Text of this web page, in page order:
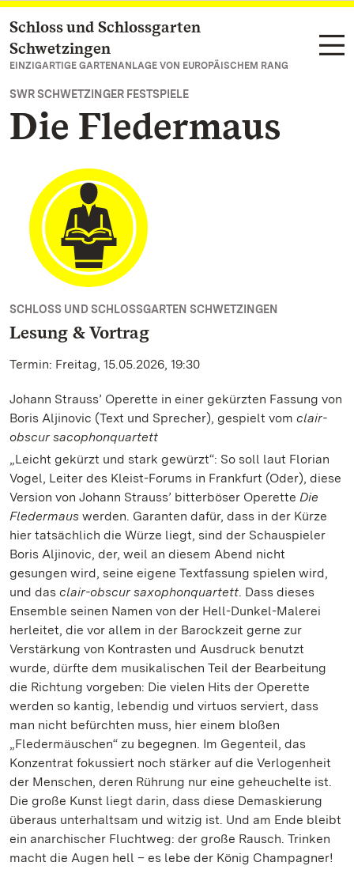
Zum Hauptinhalt springen
Schloss und Schlossgarten
Schwetzingen
EINZIGARTIGE GARTENANLAGE VON EUROPÄISCHEM RANG
SWR SCHWETZINGER FESTSPIELE
Die Fledermaus
SCHLOSS UND SCHLOSSGARTEN SCHWETZINGEN
Lesung & Vortrag
Termin: Freitag, 15.05.2026, 19:30
Johann Strauss’ Operette in einer gekürzten Fassung von
Boris Aljinovic (Text und Sprecher), gespielt vom clair-
obscur sacophonquartett
„Leicht gekürzt und stark gewürzt“: So soll laut Florian
Vogel, Leiter des Kleist-Forums in Frankfurt (Oder), diese
Version von Johann Strauss’ bitterböser Operette Die
Fledermaus werden. Garanten dafür, dass in der Kürze
hier tatsächlich die Würze liegt, sind der Schauspieler
Boris Aljinovic, der, weil an diesem Abend nicht
gesungen wird, seine eigene Textfassung spielen wird,
und das clair-obscur saxophonquartett. Dass dieses
Ensemble seinen Namen von der Hell-Dunkel-Malerei
herleitet, die vor allem in der Barockzeit gerne zur
Verstärkung von Kontrasten und Ausdruck benutzt
wurde, dürfte dem musikalischen Teil der Bearbeitung
die Richtung vorgeben: Die vielen Hits der Operette
werden so kantig, lebendig und virtuos serviert, dass
man nicht befürchten muss, hier einem bloßen
„Fledermäuschen“ zu begegnen. Im Gegenteil, das
Konzentrat fokussiert noch stärker auf die Verlogenheit
der Menschen, deren Rührung nur eine geheuchelte ist.
Die große Kunst liegt darin, dass diese Demaskierung
überaus unterhaltsam und witzig ist. Und am Ende bleibt
ein anarchischer Fluchtweg: der große Rausch. Trinken
macht die Augen hell – es lebe der König Champagner!